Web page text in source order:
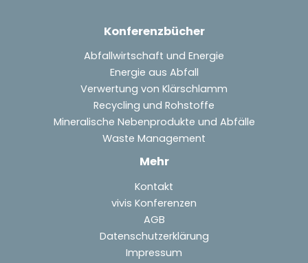
Konferenzbücher
Abfallwirtschaft und Energie
Energie aus Abfall
Verwertung von Klärschlamm
Recycling und Rohstoffe
Mineralische Nebenprodukte und Abfälle
Waste Management
Mehr
Kontakt
vivis Konferenzen
AGB
Datenschutzerklärung
Impressum